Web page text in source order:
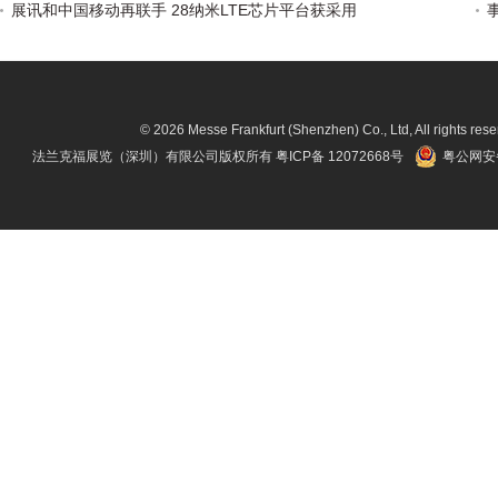
展讯和中国移动再联手 28纳米LTE芯片平台获采用
© 2026 Messe Frankfurt (Shenzhen) Co., Ltd, All rights
法兰克福展览（深圳）有限公司版权所有 粤ICP备 12072668号 粤公网